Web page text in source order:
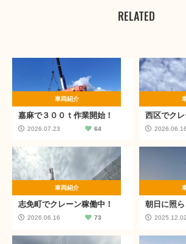
RELATED
車両紹介
嘉麻で３００ｔ作業開始！
2026.07.23 64
西区でクレ
2026.06.16
車両紹介
志免町でクレーン稼働中！
2026.06.16 73
朝日に照ら
2025.12.02